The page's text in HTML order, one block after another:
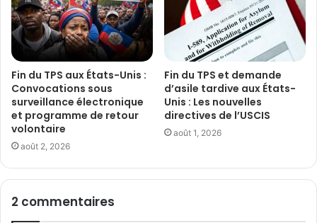
Fin du TPS aux États-Unis :
Convocations sous
surveillance électronique
et programme de retour
volontaire
août 2, 2026
Fin du TPS et demande
d’asile tardive aux États-
Unis : Les nouvelles
directives de l’USCIS
août 1, 2026
2 commentaires